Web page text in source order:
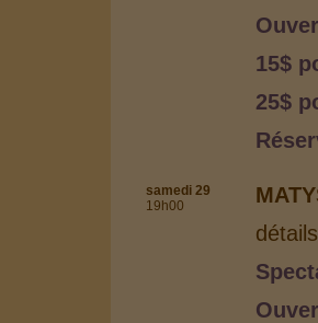
15$
25$
samedi 29
19h00